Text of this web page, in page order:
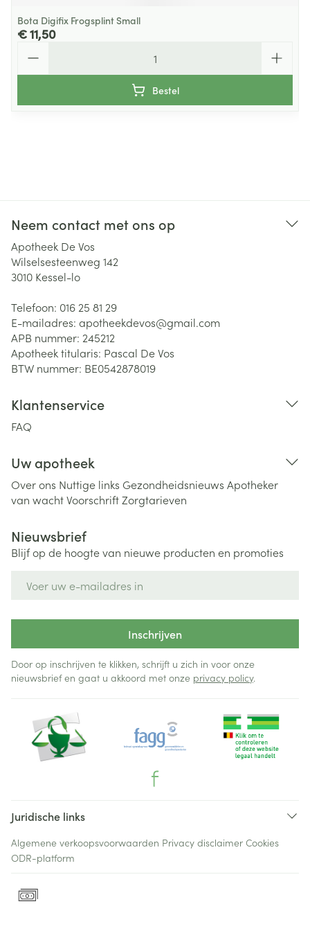
Bota Digifix Frogsplint Small
€ 11,50
Bestel
Neem contact met ons op
Apotheek De Vos
Wilselsesteenweg 142
3010 Kessel-lo
Telefoon: 016 25 81 29
E-mailadres: apotheekdevos@gmail.com
APB nummer: 245212
Apotheek titularis: Pascal De Vos
BTW nummer: BE0542878019
Klantenservice
FAQ
Uw apotheek
Over ons Nuttige links Gezondheidsnieuws Apotheker
van wachtVoorschriftZorgtarieven
Nieuwsbrief
Blijf op de hoogte van nieuwe producten en promoties
Inschrijven
Door op inschrijven te klikken, schrijft u zich in voor onze
nieuwsbrief en gaat u akkoord met onze privacy policy.
Juridische links
Algemene verkoopsvoorwaarden Privacy disclaimer Cookies
ODR-platform